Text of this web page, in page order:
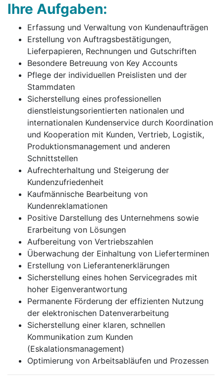
Ihre Aufgaben:
Erfassung und Verwaltung von Kundenaufträgen
Erstellung von Auftragsbestätigungen,
Lieferpapieren, Rechnungen und Gutschriften
Besondere Betreuung von Key Accounts
Pflege der individuellen Preislisten und der
Stammdaten
Sicherstellung eines professionellen
dienstleistungsorientierten nationalen und
internationalen Kundenservice durch Koordination
und Kooperation mit Kunden, Vertrieb, Logistik,
Produktionsmanagement und anderen
Schnittstellen
Aufrechterhaltung und Steigerung der
Kundenzufriedenheit
Kaufmännische Bearbeitung von
Kundenreklamationen
Positive Darstellung des Unternehmens sowie
Erarbeitung von Lösungen
Aufbereitung von Vertriebszahlen
Überwachung der Einhaltung von Lieferterminen
Erstellung von Lieferantenerklärungen
Sicherstellung eines hohen Servicegrades mit
hoher Eigenverantwortung
Permanente Förderung der effizienten Nutzung
der elektronischen Datenverarbeitung
Sicherstellung einer klaren, schnellen
Kommunikation zum Kunden
(Eskalationsmanagement)
Optimierung von Arbeitsabläufen und Prozessen